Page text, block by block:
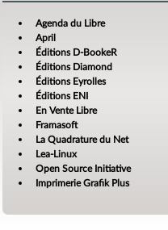
Agenda du Libre
April
Éditions D-BookeR
Éditions Diamond
Éditions Eyrolles
Éditions ENI
En Vente Libre
Framasoft
La Quadrature du Net
Lea-Linux
Open Source Initiative
Imprimerie Grafik Plus